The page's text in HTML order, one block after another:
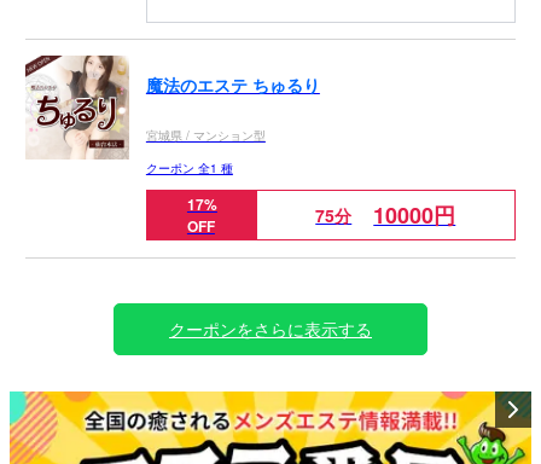
日頃の疲れをしっかりとデトックスしたいお客様にお
すすめです。
魔法のエステ ちゅるり
宮城県 / マンション型
クーポン 全1 種
17%
OFF
75分 10000円
クーポンをさらに表示する